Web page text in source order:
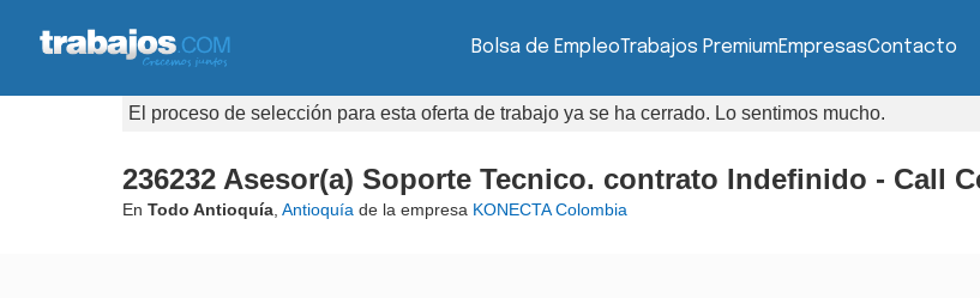
Bolsa de EmpleoTrabajos PremiumEmpresasContacto
El proceso de selección para esta oferta de trabajo ya se ha cerrado. Lo sentimos mucho.
236232 Asesor(a) Soporte Tecnico. contrato Indefinido - Call
En Todo Antioquía Antioquía de la empresa KONECTA Colombia